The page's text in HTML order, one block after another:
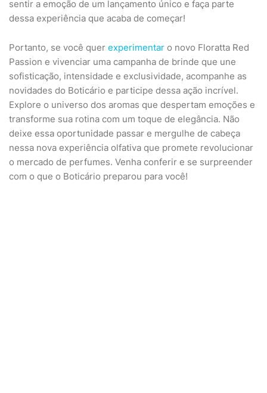
sentir a emoção de um lançamento único e faça parte
dessa experiência que acaba de começar!
Portanto, se você quer experimentar o novo Floratta Red
Passion e vivenciar uma campanha de brinde que une
sofisticação, intensidade e exclusividade, acompanhe as
novidades do Boticário e participe dessa ação incrível.
Explore o universo dos aromas que despertam emoções e
transforme sua rotina com um toque de elegância. Não
deixe essa oportunidade passar e mergulhe de cabeça
nessa nova experiência olfativa que promete revolucionar
o mercado de perfumes. Venha conferir e se surpreender
com o que o Boticário preparou para você!